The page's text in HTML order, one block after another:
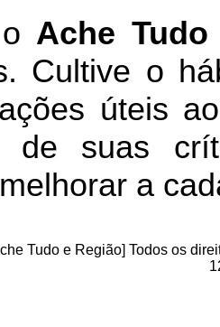
o Ache
Cultive o
úteis
de suas
a
Tudo e Região] Todos os